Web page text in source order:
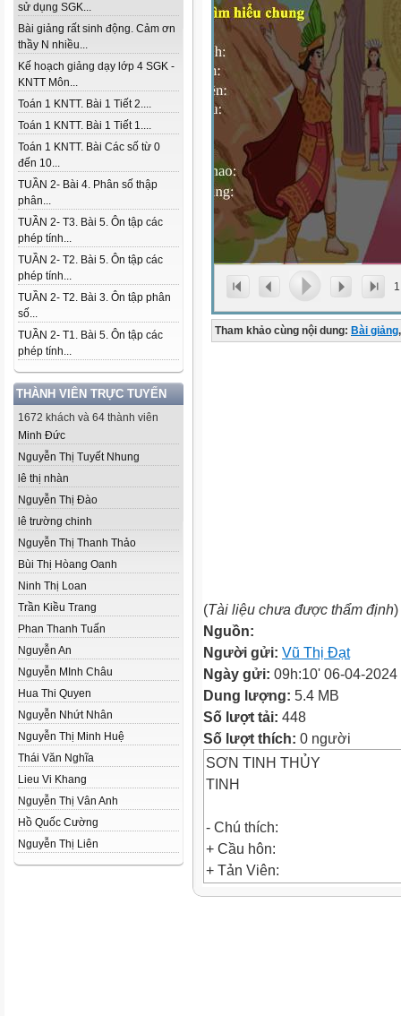
sử dụng SGK...
Bài giảng rất sinh động. Cảm ơn
thầy N nhiều...
Kế hoạch giảng dạy lớp 4 SGK -
KNTT Môn...
Toán 1 KNTT. Bài 1 Tiết 2....
Toán 1 KNTT. Bài 1 Tiết 1....
Toán 1 KNTT. Bài Các số từ 0
đến 10...
TUẦN 2- Bài 4. Phân số thập
phân...
TUẦN 2- T3. Bài 5. Ôn tập các
phép tính...
TUẦN 2- T2. Bài 5. Ôn tập các
phép tính...
TUẦN 2- T2. Bài 3. Ôn tập phân
số...
TUẦN 2- T1. Bài 5. Ôn tập các
phép tính...
THÀNH VIÊN TRỰC TUYẾN
1672 khách và 64 thành viên
Minh Đức
Nguyễn Thị Tuyết Nhung
lê thị nhàn
Nguyễn Thị Đào
lê trường chinh
Nguyễn Thị Thanh Thảo
Bùi Thị Hòang Oanh
Ninh Thị Loan
Trần Kiều Trang
Phan Thanh Tuấn
Nguyễn An
Nguyễn MInh Châu
Hua Thi Quyen
Nguyễn Nhứt Nhân
Nguyễn Thị Minh Huệ
Thái Văn Nghĩa
Lieu Vi Khang
Nguyễn Thị Vân Anh
Hồ Quốc Cường
Nguyễn Thị Liên
1
Tham khảo cùng nội dung: Bài giảng,
(Tài liệu chưa được thẩm định)
Nguồn:
Người gửi: Vũ Thị Đạt
Ngày gửi: 09h:10' 06-04-2024
Dung lượng: 5.4 MB
Số lượt tải: 448
Số lượt thích: 0 người
SƠN TINH THỦY
TINH
- Chú thích:
+ Cầu hôn:
+ Tản Viên: